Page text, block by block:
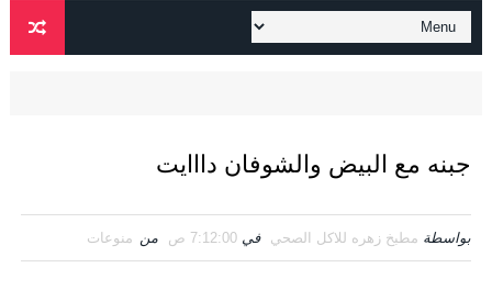
جبنه مع البيض والشوفان دااايت
بواسطة مطبخ زهره للاكل الصحي في 7:12:00 ص من منوعات